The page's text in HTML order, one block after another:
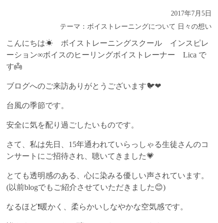
2017年7月5日
テーマ： ボイストレーニングについて 日々の想い
こんにちは☀ ボイストレーニングスクール インスピレ
ーション∞ボイスのヒーリングボイストレーナー Lica で
す👼
ブログへのご来訪ありがとうございます🐦❤
台風の季節です。
安全に気を配り過ごしたいものです。
さて、私は先日、15年通われていらっしゃる生徒さんのコ
ンサートにご招待され、聴いてきました💗
とても透明感のある、心に染みる優しい声されています。
(以前blogでもご紹介させていただきました😊)
なるほど❗暖かく、柔らかいしなやかな空気感です。